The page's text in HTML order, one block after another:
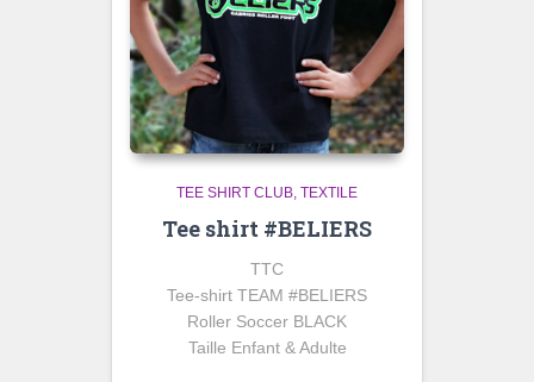
TEE SHIRT CLUB TEXTILE
Tee shirt #BELIERS
TTC
Tee-shirt TEAM #BELIERS
Roller Soccer BLACK
Taille Enfant & Adulte